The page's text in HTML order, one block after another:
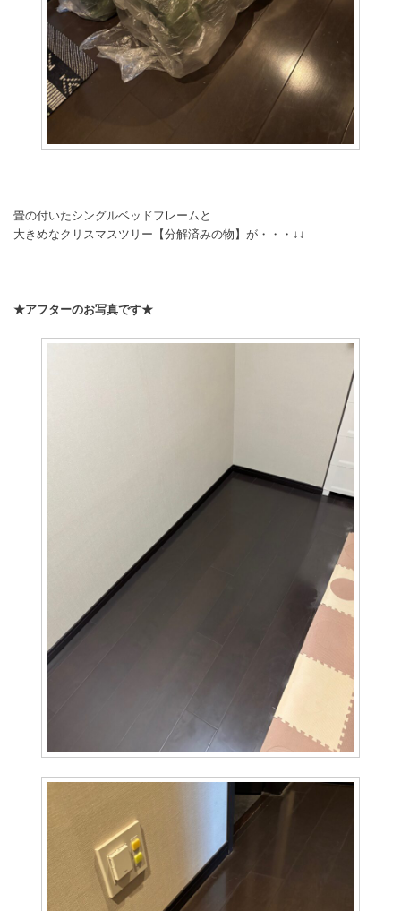
畳の付いたシングルベッドフレームと
大きめなクリスマスツリー【分解済みの物】が・・・↓↓
★アフターのお写真です★